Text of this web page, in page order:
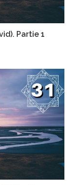
Partie 1